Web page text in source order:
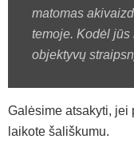
matomas
temoje. Kodėl jūs
objektyvų
Galėsime atsakyti, jei
laikote šališkumu.